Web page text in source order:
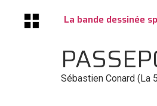
La bande dessinée
Sébastien Conard (La